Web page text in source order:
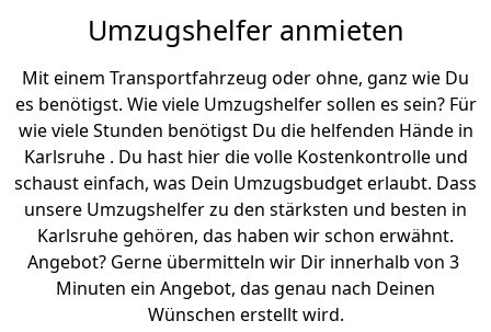
Umzugshelfer anmieten
Mit einem Transportfahrzeug oder ohne, ganz wie Du
es benötigst. Wie viele Umzugshelfer sollen es sein? Für
wie viele Stunden benötigst Du die helfenden Hände in
Karlsruhe . Du hast hier die volle Kostenkontrolle und
schaust einfach, was Dein Umzugsbudget erlaubt. Dass
unsere Umzugshelfer zu den stärksten und besten in
Karlsruhe gehören, das haben wir schon erwähnt.
Angebot? Gerne übermitteln wir Dir innerhalb von 3
Minuten ein Angebot, das genau nach Deinen
Wünschen erstellt wird.